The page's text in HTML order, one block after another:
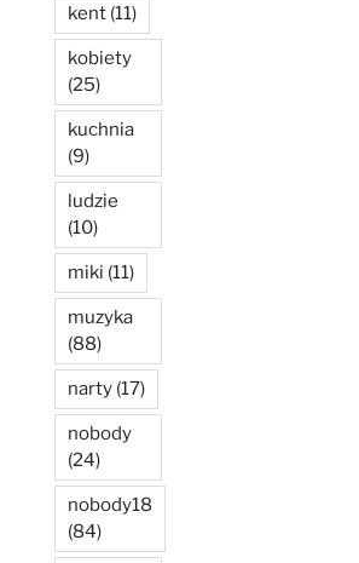
kent (11)
kobiety
(25)
kuchnia
(9)
ludzie
(10)
miki (11)
muzyka
(88)
narty (17)
nobody
(24)
nobody18
(84)